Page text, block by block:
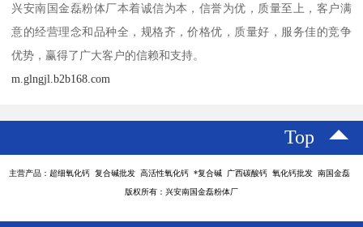
兴安南国金磊粉体厂本着诚信为本，信誉为优，质量至上，客户满
意的经营理念和品种全，规格齐，价格优，质量好，服务佳的竞争
优势，赢得了广大客户的信赖和支持。
m.glngjl.b2b168.com
Top
主营产品：超细氧化钙 复合碱批发 高活性氧化钙 *复合碱 广西碳酸钙 氧化钙批发 南国金磊
版权所有：兴安南国金磊粉体厂